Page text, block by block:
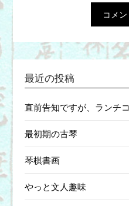
最近の投稿
直前告知ですが、ランチ
最初期の古琴
琴棋書画
やっと文人趣味